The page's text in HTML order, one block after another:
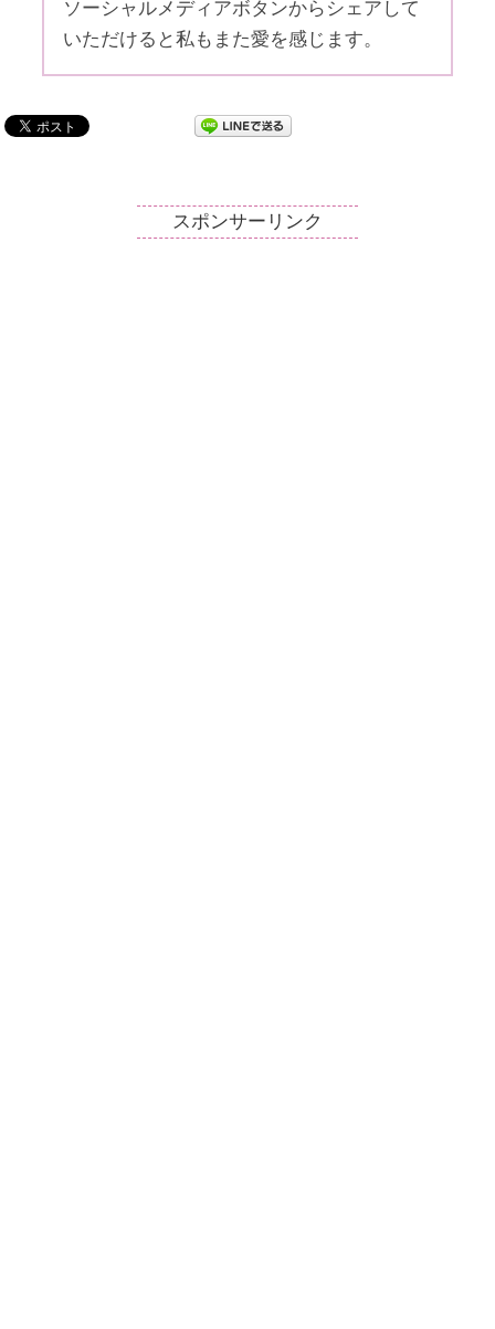
ソーシャルメディアボタンからシェアして
いただけると私もまた愛を感じます。
スポンサーリンク